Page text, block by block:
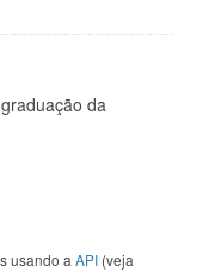
da
usando a API (veja